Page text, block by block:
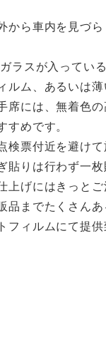
から車内を見づ
ラスが入ってい
ルム、あるいは薄
席には、無着色
めです。
検票付近を避けて
貼りは行わず一
上げにはきっと
品までたくさん
ィルムにて提供